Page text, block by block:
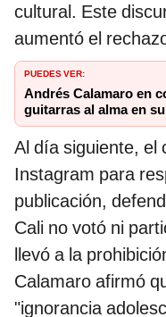
cultural. Este
aumentó el
PUEDES VER:
Andrés Calamaro en
guitarras al alma en
Al día siguiente, el
Instagram para
publicación,
Cali no votó ni
llevó a la
Calamaro afirmó
"ignorancia